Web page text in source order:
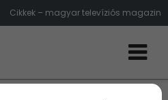
Cikkek – magyar televíziós magazin